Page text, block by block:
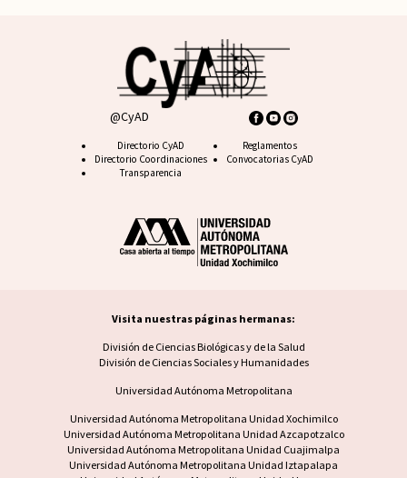
@CyAD
Footer CyAD
Directorio CyAD
Directorio Coordinaciones
Transparencia
Footer FAQ
Reglamentos
Convocatorias CyAD
Visita nuestras páginas hermanas:
Visita nuestras páginas hermanas
División de Ciencias Biológicas y de la Salud
División de Ciencias Sociales y Humanidades
Universidad Autónoma Metropolitana
Footer UAM unidad
Universidad Autónoma Metropolitana Unidad Xochimilco
Universidad Autónoma Metropolitana Unidad Azcapotzalco
Universidad Autónoma Metropolitana Unidad Cuajimalpa
Universidad Autónoma Metropolitana Unidad Iztapalapa